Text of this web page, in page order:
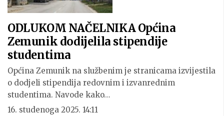
ODLUKOM NAČELNIKA Općina
Zemunik dodijelila stipendije
studentima
Općina Zemunik na službenim je stranicama izvijestila
o dodjeli stipendija redovnim i izvanrednim
studentima. Navode kako…
16. studenoga 2025. 14:11